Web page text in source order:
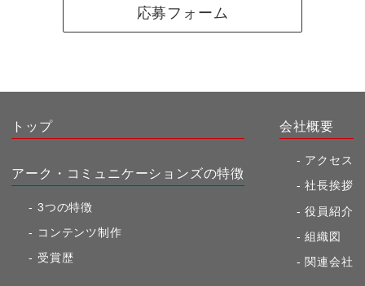
応募フォーム
トップ
アーク・コミュニケーションズの特徴
3つの特徴
コンテンツ制作
受賞歴
会社概要
アクセス
社長挨拶
役員紹介
組織図
関連会社